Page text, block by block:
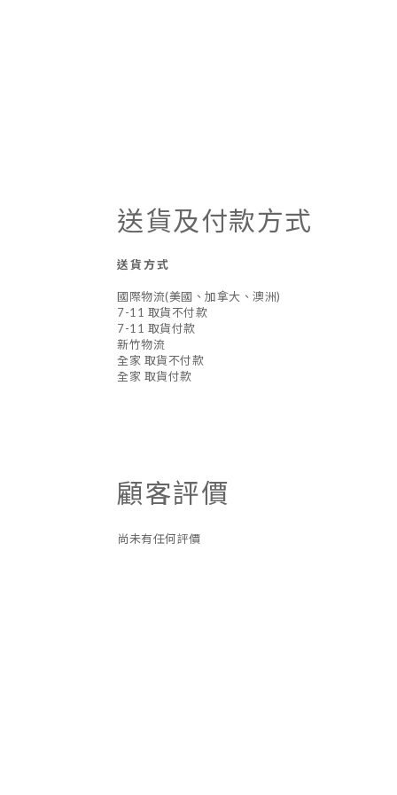
送貨及付款方式
送貨方式
國際物流(美國、加拿大、澳洲)
7-11 取貨不付款
7-11 取貨付款
新竹物流
全家 取貨不付款
全家 取貨付款
顧客評價
尚未有任何評價